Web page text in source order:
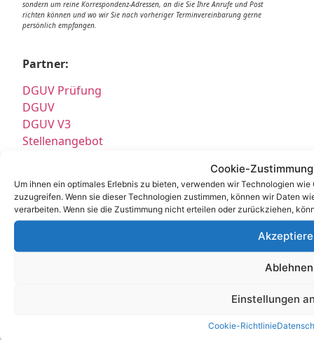
Cookie-
Um ihnen ein optimales Erlebnis zu bieten, verwenden wir Technologien
zuzugreifen. Wenn sie dieser Technologien zustimmen, können wir Daten
verarbeiten. Wenn sie die Zustimmung nicht erteilen oder zurückziehen,
Ablehnen
Einstellungen
Cookie-Richtlinie
sondern um reine Korrespondenz-Adressen, an die Sie Ihre Anrufe und Post
richten können und wo wir Sie nach vorheriger Terminvereinbarung gerne
persönlich empfangen.
Partner:
DGUV Prüfung
DGUV
DGUV V3
Stellenangebot
E Check GmbH
E Service Check Expert
E Service Check Partners